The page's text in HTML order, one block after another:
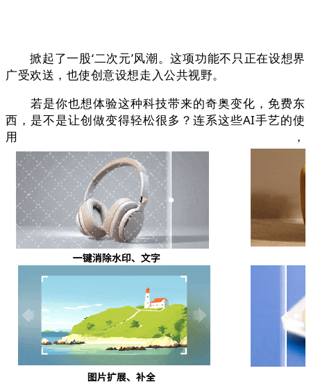
掀起了一股‘二次元’风潮。这项功能不只正在设想界
广受欢送，也使创意设想走入公共视野。
若是你也想体验这种科技带来的奇奥变化，免费东
西，是不是让创做变得轻松很多？连系这些AI手艺的使
用，